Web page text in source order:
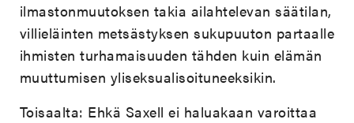
ilmastonmuutoksen takia ailahtelevan säätilan,
villieläinten metsästyksen sukupuuton partaalle
ihmisten turhamaisuuden tähden kuin elämän
muuttumisen yliseksualisoituneeksikin.
Toisaalta: Ehkä Saxell ei haluakaan varoittaa